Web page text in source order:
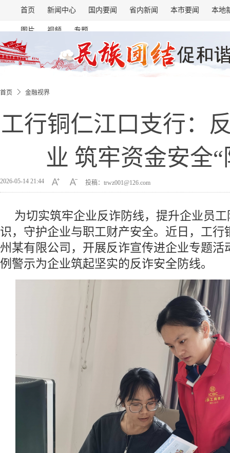
首页 新闻中心 国内要闻 省内新闻 本市要闻 本地
图片 视频 专题
首页 金融视界
工行铜仁江口支行：
业 筑牢资金安全“
2026-05-14 21:44 投稿：trwz001@126.com
为切实筑牢企业反诈防线，提升企业员
识，守护企业与职工财产安全。近日，工行
州某有限公司，开展反诈宣传进企业专题活
例警示为企业筑起坚实的反诈安全防线。